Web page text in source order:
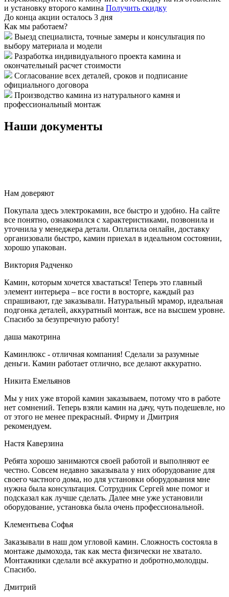
и установку второго камина Получить скидку
До конца акции осталось 3 дня
Как мы работаем?
Выезд специалиста, точные замеры и консультация по
выбору материала и модели
Разработка индивидуального проекта камина и
окончательный расчет стоимости
Согласование всех деталей, сроков и подписание
официального договора
Производство камина из натурального камня и
профессиональный монтаж
Наши документы
Нам доверяют
Покупала здесь электрокамин, все быстро и удобно. На сайте
все понятно, ознакомился с характеристиками, позвонила и
уточнила у менеджера детали. Оплатила онлайн, доставку
организовали быстро, камин приехал в идеальном состоянии,
хорошо упакован.
Виктория Радченко
Камин, которым хочется хвастаться! Теперь это главный
элемент интерьера – все гости в восторге, каждый раз
спрашивают, где заказывали. Натуральный мрамор, идеальная
подгонка деталей, аккуратный монтаж, все на высшем уровне.
Спасибо за безупречную работу!
даша макотрина
Каминлюкс - отличная компания! Сделали за разумные
деньги. Камин работает отлично, все делают аккуратно.
Никита Емельянов
Мы у них уже второй камин заказываем, потому что в работе
нет сомнений. Теперь взяли камин на дачу, чуть подешевле, но
от этого не менее прекрасный. Фирму и Дмитрия
рекомендуем.
Настя Каверзина
Ребята хорошо занимаются своей работой и выполняют ее
честно. Совсем недавно заказывала у них оборудование для
своего частного дома, но для установки оборудования мне
нужна была консультация. Сотрудник Сергей мне помог и
подсказал как лучше сделать. Далее мне уже установили
оборудование, установка была очень профессиональной.
Клементьева Софья
Заказывали в наш дом угловой камин. Сложность состояла в
монтаже дымохода, так как места физически не хватало.
Монтажники сделали всё аккуратно и добротно,молодцы.
Спасибо.
Дмитрий